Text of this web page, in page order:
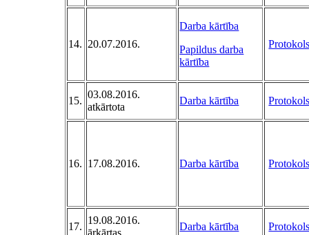
14. 20.07.2016.
Darba kārtība
Papildus darba
kārtība
15.
03.08.2016.
atkārtota
Darba kārtība
16. 17.08.2016. Darba kārtība
17.
19.08.2016.
ārkārtas
Darba kārtība